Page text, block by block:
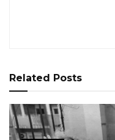
Related Posts